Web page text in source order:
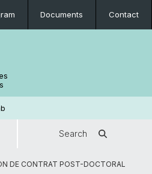
Documents Contact
Search
DE CONTRAT POST-DOCTORAL